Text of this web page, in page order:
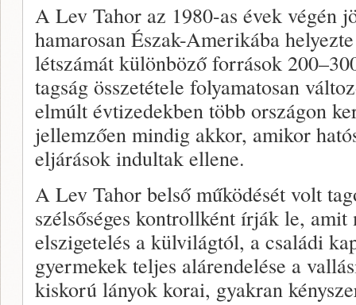
A Lev Tahor az 1980-as évek végén
hamarosan Észak-Amerikába
létszámát különböző források
tagság összetétele folyamatosan
elmúlt évtizedekben több országon
jellemzően mindig akkor, amikor
eljárások indultak ellene.
A Lev Tahor belső működését volt
szélsőséges kontrollként írják le, amit
elszigetelés a külvilágtól, a családi
gyermekek teljes alárendelése a
kiskorú lányok korai, gyakran